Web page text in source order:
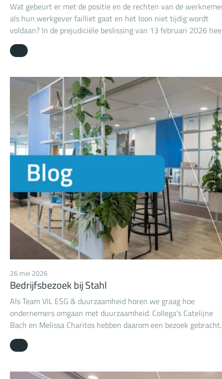
Wat gebeurt er met de positie en de rechten van de
als hun werkgever failliet gaat en het loon niet tijdig wordt
voldaan? In de prejudiciële beslissing van 13 februari 2026
de Hoge Raad (ECLI:NL:HR:2026:239) zich uitgesproken over
aantal fundamentele vragen rondom de positie van
zich uitgelaten over onder meer de vraag of de boedel
rente en wettelijke verhoging verschuldigd is over loon dat op
grond van artikel 40 lid 2 Faillissementswet (Fw) als
boedelschuld kwalificeert. Daarbij speelde tevens de vraag in
hoeverre deze verplichtingen blijven bestaan wanneer het loon
(gedeeltelijk) onder de loongarantieregeling van de
Werkloosheidswet (WW) valt. Dit arrest behandelt alleen de
rente en wettelijke verhoging die is verschuldigd vanwege te
late betaling van loon ná faillissement. De Hoge Raad geeft
oordeel over de kwalificatie van de rente over een
dat als (pre-)faillissementsschuld wordt aangemerkt.
26 mei 2026
Bedrijfsbezoek bij Stahl
Als Team VIL ESG & duurzaamheid horen we graag hoe
ondernemers omgaan met duurzaamheid. Collega’s Catelijne
Bach en Melissa Charitos hebben daarom een bezoek gebracht
aan Anne ter Braak en Ingrid Weijer, werkzaam als Head of
Corporate Communications & Growth Marketing
Manager bij Stahl in Waalwijk.